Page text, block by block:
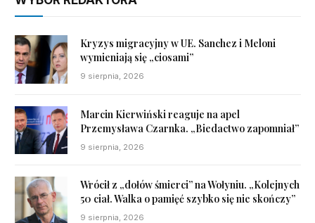
Kryzys migracyjny w UE. Sanchez i Meloni
wymieniają się „ciosami”
9 sierpnia, 2026
Marcin Kierwiński reaguje na apel
Przemysława Czarnka. „Biedactwo zapomniał”
9 sierpnia, 2026
Wrócił z „dołów śmierci” na Wołyniu. „Kolejnych
50 ciał. Walka o pamięć szybko się nie skończy”
9 sierpnia, 2026